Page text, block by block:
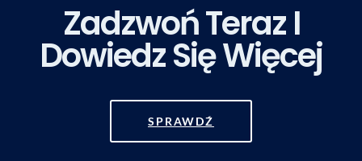
Zadzwoń Teraz I
Dowiedz Się Więcej
SPRAWDŹ